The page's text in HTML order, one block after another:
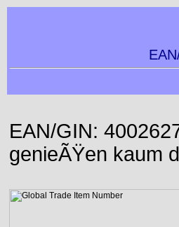
EAN/GIN:
genieÃŸen kaum